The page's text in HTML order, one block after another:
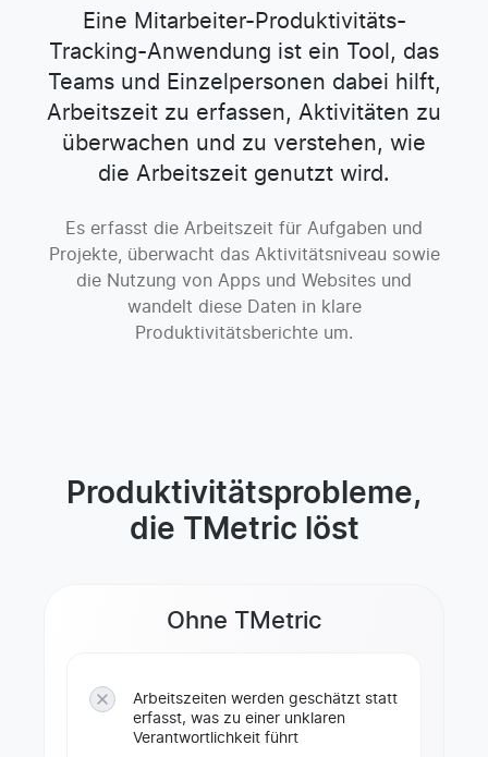
Eine Mitarbeiter-Produktivitäts-
Tracking-Anwendung ist ein Tool, das
Teams und Einzelpersonen dabei hilft,
Arbeitszeit zu erfassen, Aktivitäten zu
überwachen und zu verstehen, wie
die Arbeitszeit genutzt wird.
Es erfasst die Arbeitszeit für Aufgaben und
Projekte, überwacht das Aktivitätsniveau sowie
die Nutzung von Apps und Websites und
wandelt diese Daten in klare
Produktivitätsberichte um.
Produktivitätsprobleme,
die TMetric löst
Ohne TMetric
Arbeitszeiten werden geschätzt statt
erfasst, was zu einer unklaren
Verantwortlichkeit führt